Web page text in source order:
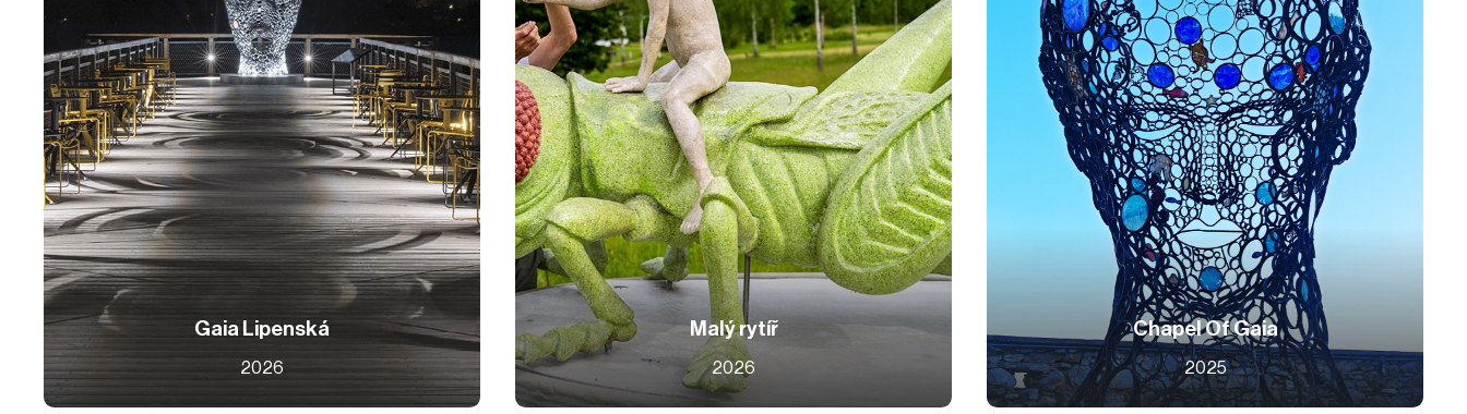
Gaia Lipenská
2026
Malý rytíř
2026
Chapel Of Gaia
2025